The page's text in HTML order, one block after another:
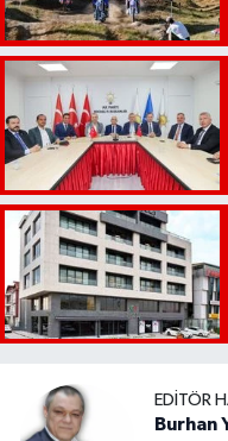
EDITÖR
Burhan